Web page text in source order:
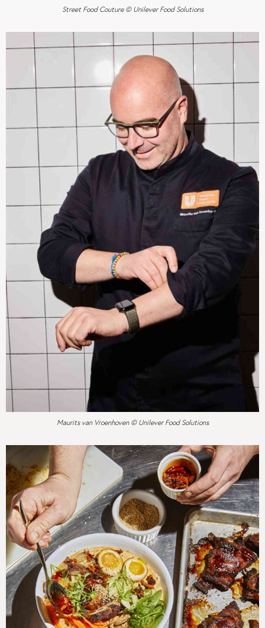
Street Food Couture © Unilever Food Solutions
Maurits van Vroenhoven © Unilever Food Solutions